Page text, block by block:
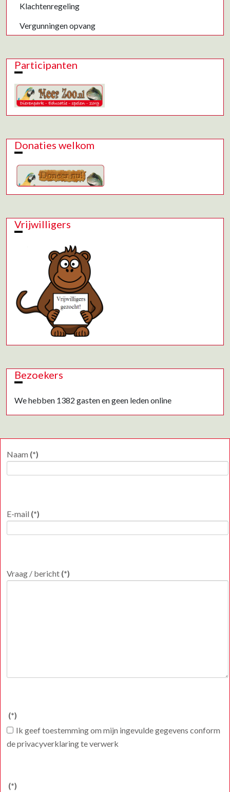
Klachtenregeling
Vergunningen opvang
Participanten
Donaties welkom
Vrijwilligers
Bezoekers
We hebben 1382 gasten en geen leden online
Naam (*)
E-mail (*)
Vraag / bericht (*)
(*)
Ik geef toestemming om mijn ingevulde gegevens conform
de privacyverklaring te verwerk
(*)